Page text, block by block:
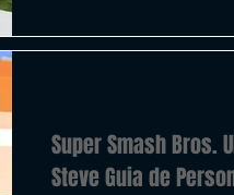
Super Smash Bros.
Steve Guia de